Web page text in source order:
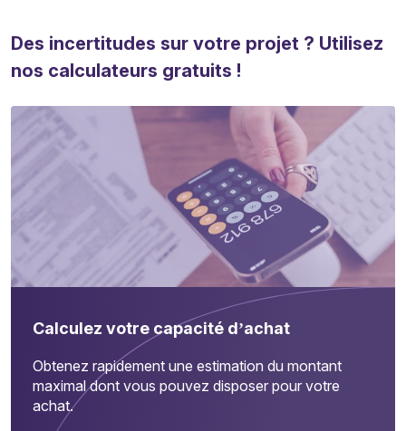
Des incertitudes sur votre projet ? Utilisez
nos calculateurs gratuits !
Calculez votre capacité d’achat
Obtenez rapidement une estimation du montant
maximal dont vous pouvez disposer pour votre
achat.